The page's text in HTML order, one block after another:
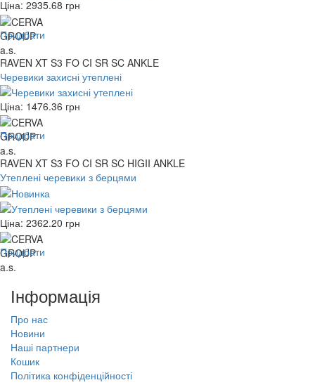
Ціна: 2935.68 грн
Придбати
RAVEN XT S3 FO CI SR SC ANKLE
Черевики захисні утеплені
Ціна: 1476.36 грн
Придбати
RAVEN XT S3 FO CI SR SC HIGII ANKLE
Утеплені черевики з берцями
Ціна: 2362.20 грн
Придбати
Інформація
Про нас
Новини
Наші партнери
Кошик
Політика конфіденційності